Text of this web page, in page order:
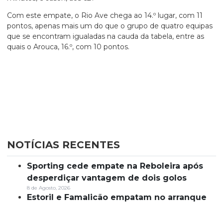
Com este empate, o Rio Ave chega ao 14.º lugar, com 11
pontos, apenas mais um do que o grupo de quatro equipas
que se encontram igualadas na cauda da tabela, entre as
quais o Arouca, 16.º, com 10 pontos.
NOTÍCIAS RECENTES
Sporting cede empate na Reboleira após
desperdiçar vantagem de dois golos
8 de Agosto, 2026
Estoril e Famalicão empatam no arranque